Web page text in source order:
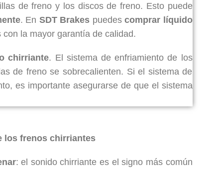
de freno y los discos de freno. Esto puede
. En SDT Brakes puedescomprar líquido
la mayor garantía de calidad.
chirriante. El sistema de enfriamiento de los
de freno se sobrecalienten. Si el sistema de
es importante asegurarse de que el sistema
los frenos chirriantes
: el sonido chirriante es el signo más común